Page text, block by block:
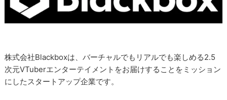
株式会社Blackboxは、バーチャルでもリアルでも楽しめる2.5
次元VTuberエンターテイメントをお届けすることをミッション
にしたスタートアップ企業です。